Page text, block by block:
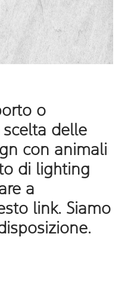
o
delle
con animali
di lighting
a
link. Siamo